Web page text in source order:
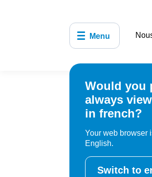
Menu
Would you
always
in french?
Your web browser
English.
Switch to
Accueil